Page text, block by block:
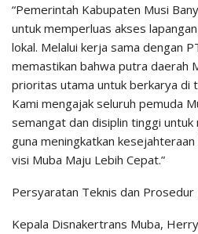
“Pemerintah Kabupaten Musi
untuk memperluas akses
lokal. Melalui kerja sama dengan
memastikan bahwa putra daerah
prioritas utama untuk berkarya di
Kami mengajak seluruh pemuda
semangat dan disiplin tinggi untuk
guna meningkatkan
visi Muba Maju Lebih Cepat.”
Persyaratan Teknis dan Prosedur
Kepala Disnakertrans Muba,